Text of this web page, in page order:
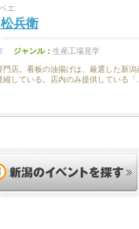
エ
兵衛
ジャンル： 生産工場見学
店。看板の油揚げは、厳選した新
縮している。店内のみ提供している「